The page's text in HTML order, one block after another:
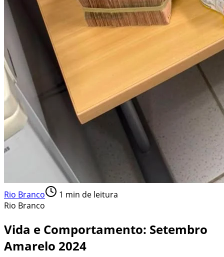
Rio Branco 1 min de leitura
Rio Branco
Vida e Comportamento: Setembro
Amarelo 2024